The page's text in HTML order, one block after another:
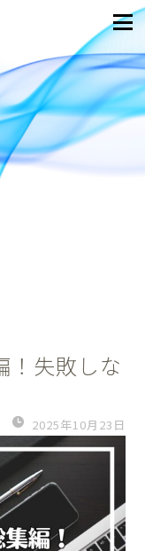
！失敗しな
2025年10月23日